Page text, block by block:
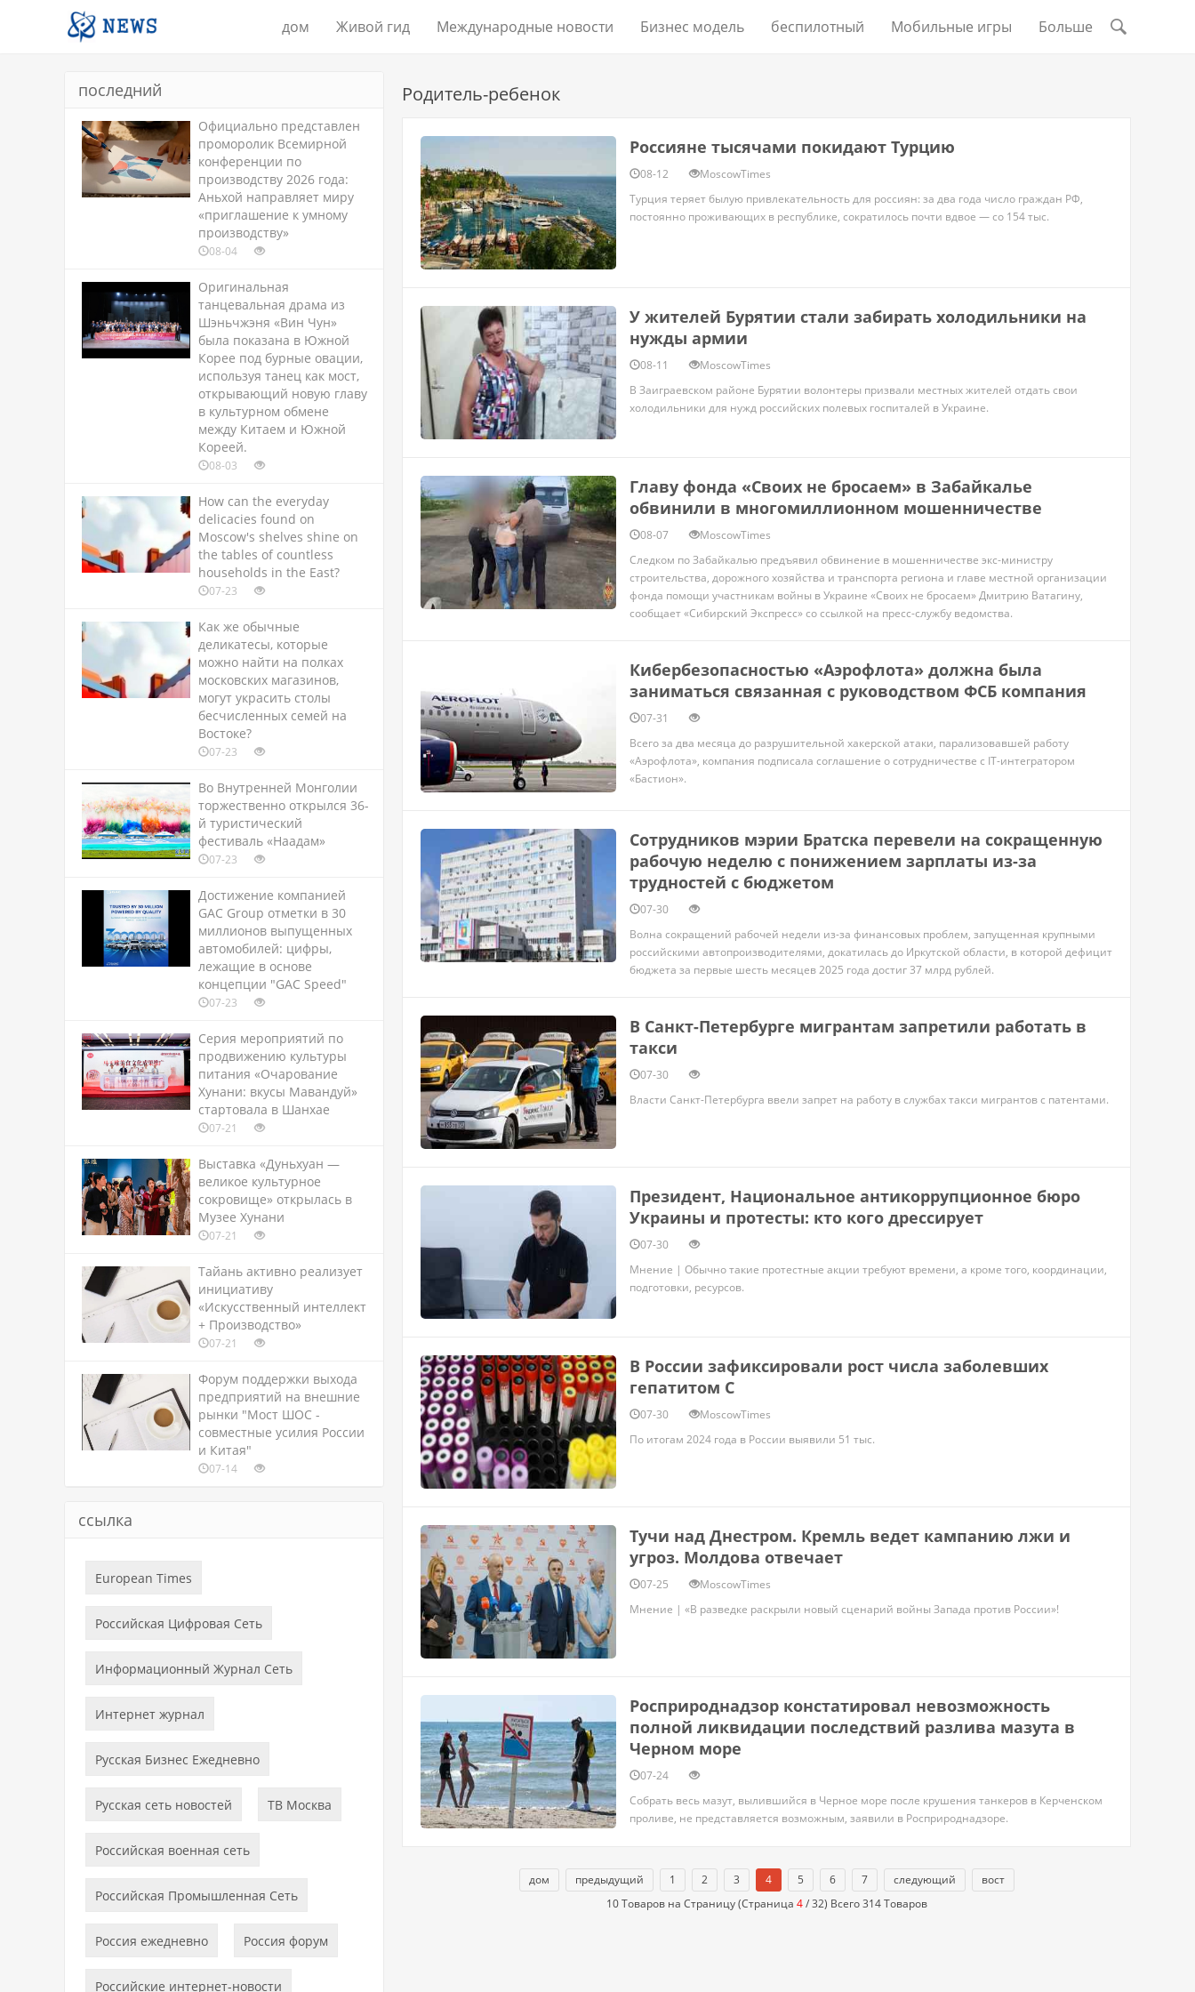
дом Живой гид Международные новости Бизнес модель беспилотный Мобильные игры Больше
последний
Официально представлен
проморолик Всемирной
конференции по
производству 2026 года:
Аньхой направляет миру
«приглашение к умному
производству»
08-04
Оригинальная
танцевальная драма из
Шэньчжэня «Вин Чун»
была показана в Южной
Корее под бурные овации,
используя танец как мост,
открывающий новую главу
в культурном обмене
между Китаем и Южной
Кореей.
08-03
How can the everyday
delicacies found on
Moscow's shelves shine on
the tables of countless
households in the East?
07-23
Как же обычные
деликатесы, которые
можно найти на полках
московских магазинов,
могут украсить столы
бесчисленных семей на
Востоке?
07-23
Во Внутренней Монголии
торжественно открылся 36-
й туристический
фестиваль «Наадам»
07-23
Достижение компанией
GAC Group отметки в 30
миллионов выпущенных
автомобилей: цифры,
лежащие в основе
концепции "GAC Speed"
07-23
Серия мероприятий по
продвижению культуры
питания «Очарование
Хунани: вкусы Мавандуй»
стартовала в Шанхае
07-21
Выставка «Дуньхуан —
великое культурное
сокровище» открылась в
Музее Хунани
07-21
Тайань активно реализует
инициативу
«Искусственный интеллект
+ Производство»
07-21
Форум поддержки выхода
предприятий на внешние
рынки "Мост ШОС -
совместные усилия России
и Китая"
07-14
ссылка
European Times
Российская Цифровая Сеть
Информационный Журнал Сеть
Интернет журнал
Русская Бизнес Ежедневно
Русская сеть новостей ТВ Москва
Российская военная сеть
Российская Промышленная Сеть
Россия ежедневно Россия форум
Российские интернет-новости
Родитель-ребенок
Россияне тысячами покидают Турцию
08-12
MoscowTimes
Турция теряет былую привлекательность для россиян: за два года число граждан РФ,
постоянно проживающих в республике, сократилось почти вдвое — со 154 тыс.
У жителей Бурятии стали забирать холодильники на
нужды армии
08-11
MoscowTimes
В Заиграевском районе Бурятии волонтеры призвали местных жителей отдать свои
холодильники для нужд российских полевых госпиталей в Украине.
Главу фонда «Своих не бросаем» в Забайкалье
обвинили в многомиллионном мошенничестве
08-07
MoscowTimes
Следком по Забайкалью предъявил обвинение в мошенничестве экс-министру
строительства, дорожного хозяйства и транспорта региона и главе местной организации
фонда помощи участникам войны в Украине «Своих не бросаем» Дмитрию Ватагину,
сообщает «Сибирский Экспресс» со ссылкой на пресс-службу ведомства.
Кибербезопасностью «Аэрофлота» должна была
заниматься связанная с руководством ФСБ компания
07-31
Всего за два месяца до разрушительной хакерской атаки, парализовавшей работу
«Аэрофлота», компания подписала соглашение о сотрудничестве с IT-интегратором
«Бастион».
Сотрудников мэрии Братска перевели на сокращенную
рабочую неделю с понижением зарплаты из-за
трудностей с бюджетом
07-30
Волна сокращений рабочей недели из-за финансовых проблем, запущенная крупными
российскими автопроизводителями, докатилась до Иркутской области, в которой дефицит
бюджета за первые шесть месяцев 2025 года достиг 37 млрд рублей.
В Санкт-Петербурге мигрантам запретили работать в
такси
07-30
Власти Санкт-Петербурга ввели запрет на работу в службах такси мигрантов с патентами.
Президент, Национальное антикоррупционное бюро
Украины и протесты: кто кого дрессирует
07-30
Мнение | Обычно такие протестные акции требуют времени, а кроме того, координации,
подготовки, ресурсов.
В России зафиксировали рост числа заболевших
гепатитом C
07-30
MoscowTimes
По итогам 2024 года в России выявили 51 тыс.
Тучи над Днестром. Кремль ведет кампанию лжи и
угроз. Молдова отвечает
07-25
MoscowTimes
Мнение | «В разведке раскрыли новый сценарий войны Запада против России»!
Росприроднадзор констатировал невозможность
полной ликвидации последствий разлива мазута в
Черном море
07-24
Собрать весь мазут, вылившийся в Черное море после крушения танкеров в Керченском
проливе, не представляется возможным, заявили в Росприроднадзоре.
дом предыдущий 1 2 3 4 5 6 7 следующий
вост
10 Товаров на Страницу (Страница 4/ 32) Всего 314 Товаров